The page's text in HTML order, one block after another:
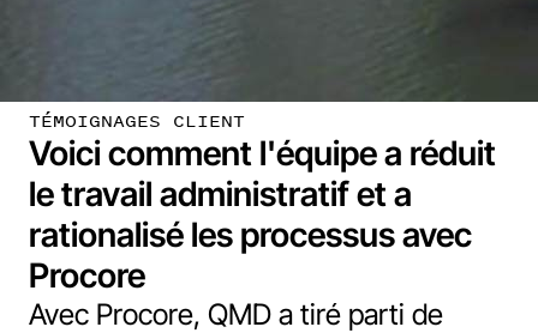
TÉMOIGNAGES CLIENT
Voici comment l'équipe a réduit
le travail administratif et a
rationalisé les processus avec
Procore
Avec Procore, QMD a tiré parti de